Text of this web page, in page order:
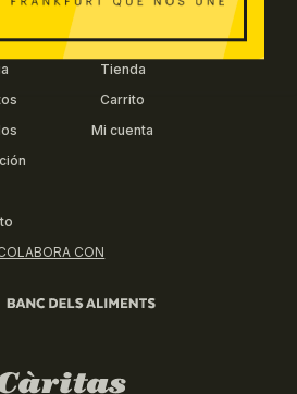
Tienda
Carrito
Mi cuenta
CON